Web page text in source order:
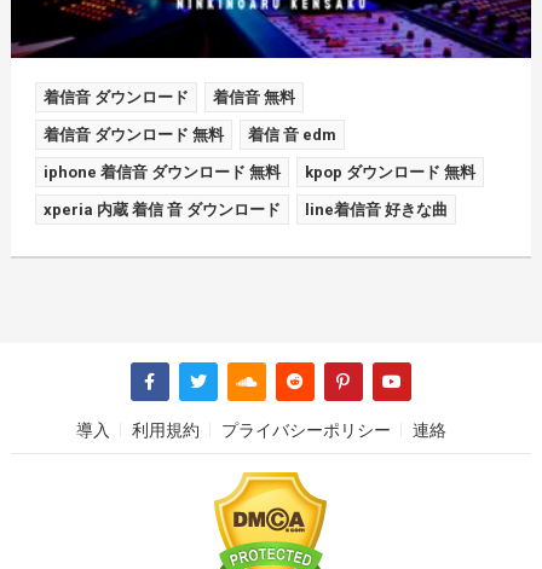
着信音 ダウンロード 着信音 無料
着信音 ダウンロード 無料 着信 音 edm
iphone 着信音 ダウンロード 無料 kpop ダウンロード 無料
xperia 内蔵 着信 音 ダウンロード line着信音 好きな曲
導入 利用規約 プライバシーポリシー 連絡